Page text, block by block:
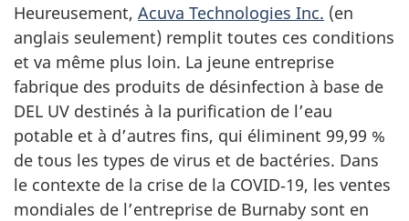
Heureusement, Acuva Technologies Inc. (en
anglais seulement) remplit toutes ces conditions
et va même plus loin. La jeune entreprise
fabrique des produits de désinfection à base de
DEL UV destinés à la purification de l’eau
potable et à d’autres fins, qui éliminent 99,99 %
de tous les types de virus et de bactéries. Dans
le contexte de la crise de la COVID‑19, les ventes
mondiales de l’entreprise de Burnaby sont en